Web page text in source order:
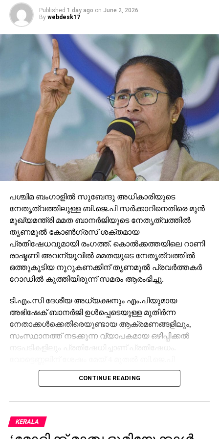
Published 1 day ago on June 2, 2026
By webdesk17
പശ്ചിമ ബംഗാളില്‍ സുബേന്ദു അധികാരിയുടെ
നേതൃത്വത്തിലുള്ള ബി.ജെ.പി സര്‍ക്കാറിനെതിരെ മുന്‍
മുഖ്യമന്ത്രി മമത ബാനര്‍ജിയുടെ നേതൃത്വത്തില്‍
തൃണമൂല്‍ കോണ്‍ഗ്രസ് ശക്തമായ
പ്രതിഷേധവുമായി രംഗത്ത്. കൊല്‍ക്കത്തയിലെ റാണി
രാഷ്മണി അവന്യൂവില്‍ മമതയുടെ നേതൃത്വത്തില്‍
ഒത്തുകൂടിയ നൂറുകണക്കിന് തൃണമൂല്‍ പ്രവര്‍ത്തകര്‍
റോഡില്‍ കുത്തിയിരുന്ന് സമരം ആരംഭിച്ചു.
ടി.എം.സി ദേശീയ അധ്യക്ഷനും എം.പിയുമായ
അഭിഷേക് ബാനര്‍ജി ഉള്‍പ്പെടെയുള്ള മുതിര്‍ന്ന
നേതാക്കള്‍ക്കെതിരെയുണ്ടായ ആക്രമണങ്ങളിലും,
സംസ്ഥാനത്ത് നടക്കുന്ന വ്യാപകമായ ഒഴിപ്പിക്കല്‍
നടപടികളിലും പ്രതിഷേധിച്ചാണ് പ്രതിഷേധം.
മുപ്പതോളം തൃണമൂല്‍ പ്രവര്‍ത്തകരെ
കൊലപ്പെടുത്തിയതായി പാര്‍ട്ടി എം.പി കല്യാണ്‍
പ്രവര്‍ത്തിക്കുന്നതെന്ന് വിമര്‍ശിച്ച അദ്ദേഹം സുബേന്ദു
അധികാരിയെ ‘കൊലപാതകി മുഖ്യമന്ത്രി’ എന്ന്
CONTINUE READING
KERALA